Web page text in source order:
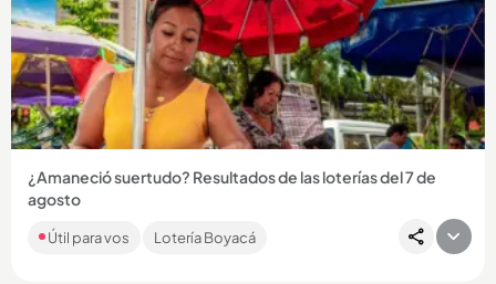
Compartir Noticia
¿Amaneció suertudo? Resultados de las loterías del 7 de
agosto
Si bien las loterías principales no jugaron por ser día festivo,
MiLoto y los chances regionales sortearon una buena
Útil para vos Lotería Boyacá